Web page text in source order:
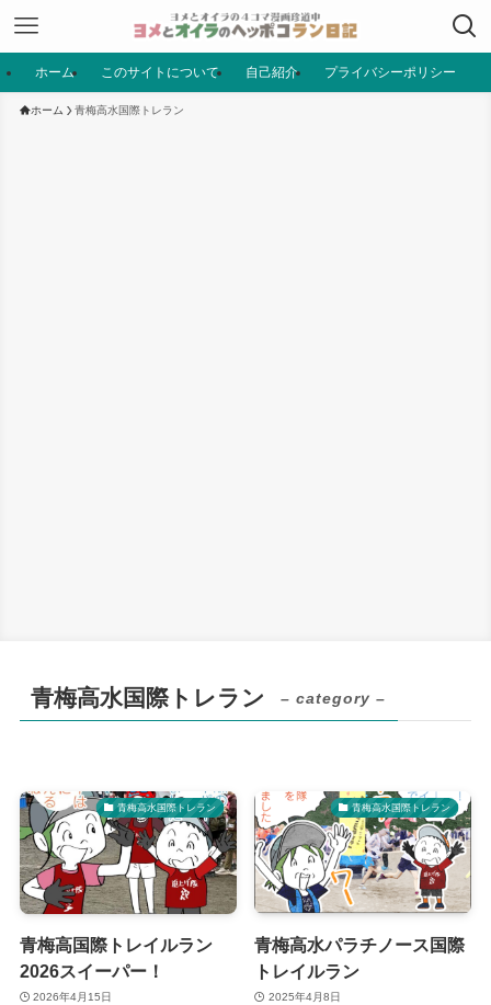
ホーム このサイトについて 自己紹介 プライバシーポリシー
ホーム 青梅高水国際トレラン
青梅高水国際トレラン – category –
青梅高水国際トレラン
青梅高国際トレイルラン
2026スイーパー！
2026年4月15日
青梅高水国際トレラン
青梅高水パラチノース国際
トレイルラン
2025年4月8日